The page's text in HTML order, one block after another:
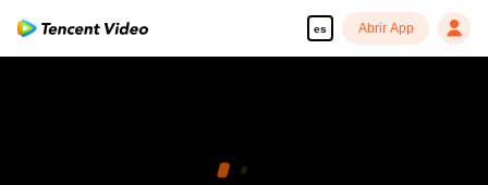
es Abrir App